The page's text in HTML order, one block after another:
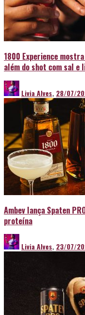
1800 Experience
além do shot com sal e
Livia Alves, 28/07/
Ambev lança Spaten
proteína
Livia Alves, 23/07/